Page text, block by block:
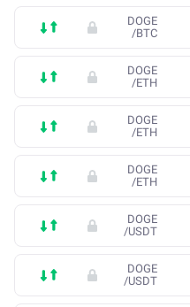
DOGE
/BTC
DOGE
/ETH
DOGE
/ETH
DOGE
/ETH
DOGE
/USDT
DOGE
/USDT